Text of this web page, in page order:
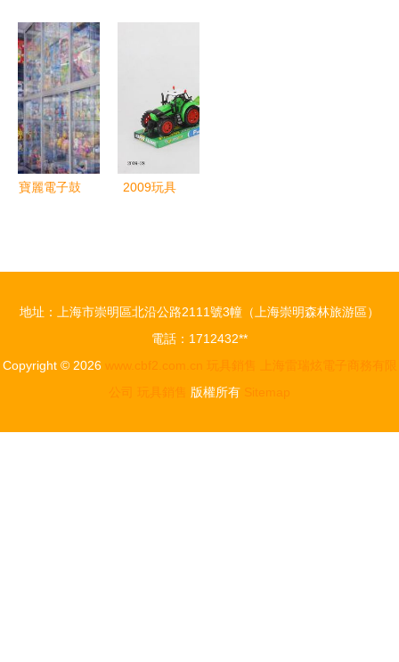
查，揭開玩
具銷售灰色
產業鏈
寶麗電子鼓
能早教伙伴
2009玩具
外玩具商城
銷售策略
地址：上海市崇明區北沿公路2111號3幢（上海崇明森林旅游區）
電話：1712432**
Copyright © 2026 www.cbf2.com.cn 玩具銷售
上海雷瑞炫電子商務有限
公司
玩具銷售 版權所有 Sitemap